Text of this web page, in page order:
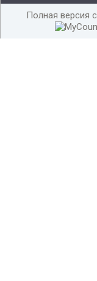
Полная версия